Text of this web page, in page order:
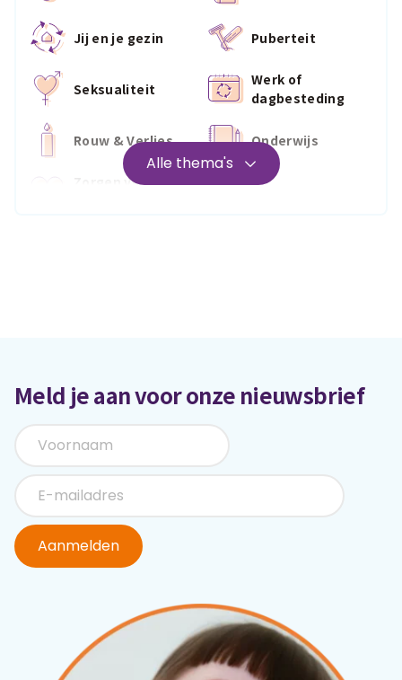
Jij en je gezin Puberteit
Seksualiteit
Werk of
dagbesteding
Rouw & Verlies Onderwijs
Zorgen voor
Wonen
Alle thema's
Meld je aan voor onze nieuwsbrief
Aanmelden